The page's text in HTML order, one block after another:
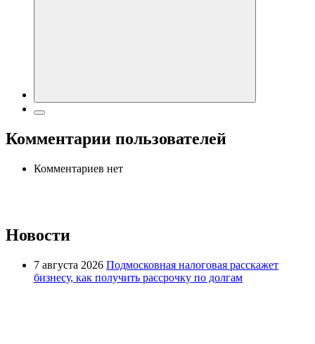
Комментарии пользователей
Комментариев нет
Новости
7 августа 2026 Подмосковная налоговая расскажет
бизнесу, как получить рассрочку по долгам